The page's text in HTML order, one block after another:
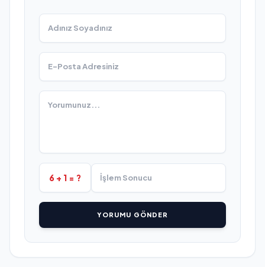
6 + 1 = ?
YORUMU GÖNDER